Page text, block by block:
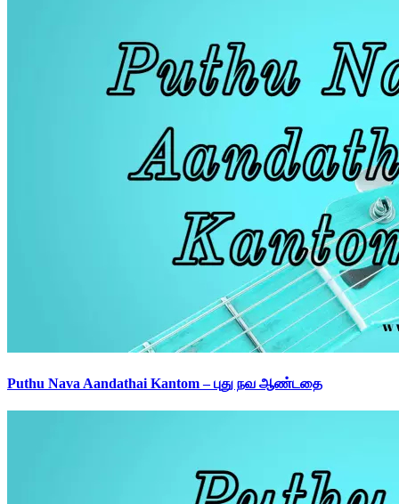
Puthu Nava Aandathai Kantom – புது நவ ஆண்டதை